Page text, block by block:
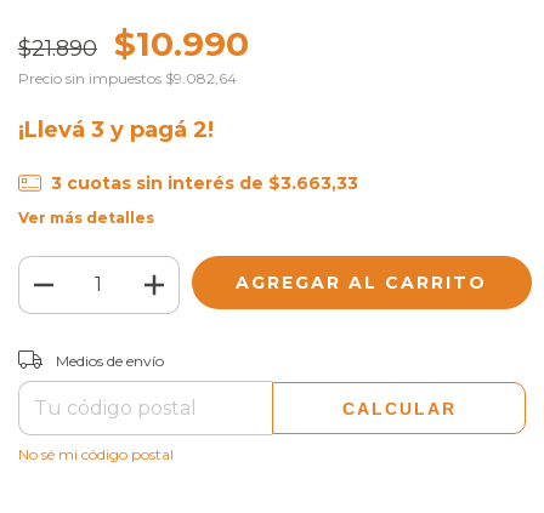
$21.890 $10.990
Precio sin impuestos $9.082,64
¡Llevá 3 y pagá 2!
3 cuotas sin interés de $3.663,33
Ver más detalles
Entregas para el CP:
Medios de envío
CALCULAR
No sé mi código postal